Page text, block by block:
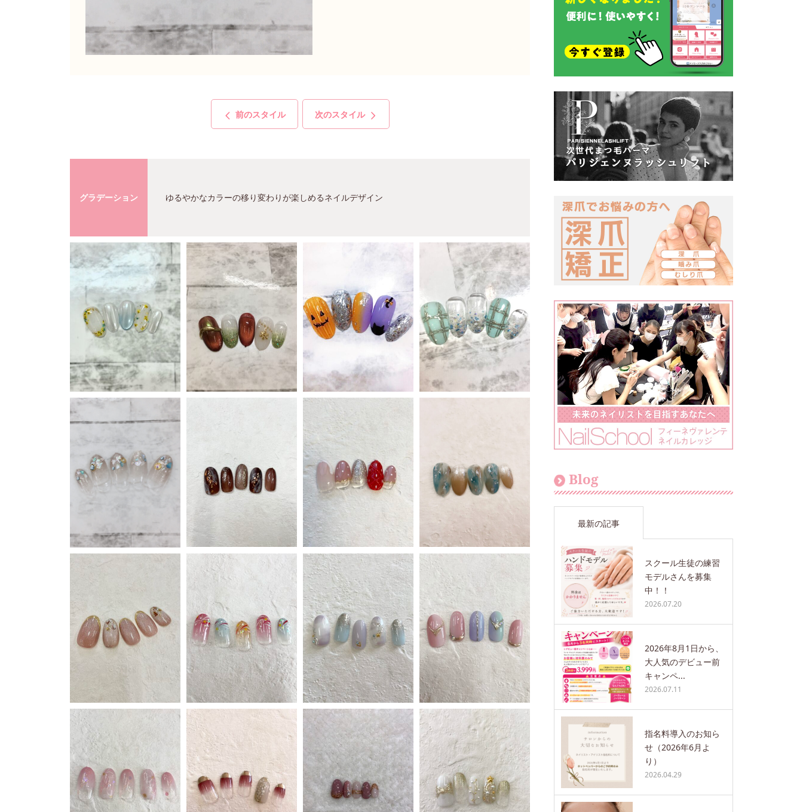
前のスタイル 次のスタイル
グラデーション ゆるやかなカラーの移り変わりが楽しめるネイルデザイン
Blog
最新の記事
スクール生徒の練習
モデルさんを募集
中！！
2026.07.20
2026年8月1日から、
大人気のデビュー前
キャンペ...
2026.07.11
指名料導入のお知ら
せ（2026年6月よ
り）
2026.04.29